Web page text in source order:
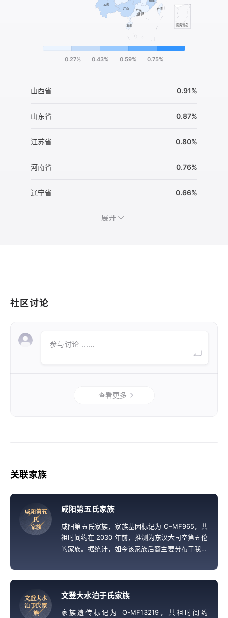
0.27% 0.43% 0.59% 0.75%
山西省 0.91%
山东省 0.87%
江苏省 0.80%
河南省 0.76%
辽宁省 0.66%
展开
社区讨论
参与讨论 ......
查看更多
关联家族
咸阳第五
氏
家族
咸阳第五氏家族
咸阳第五氏家族，家族基因标记为 O-MF965，共
祖时间约在 2030 年前，推测为东汉大司空第五伦
的家族。据统计，如今该家族后裔主要分布于我国
文登大水
泊于氏家
族
文登大水泊于氏家族
家族遗传标记为 O-MF13219，共祖时间约